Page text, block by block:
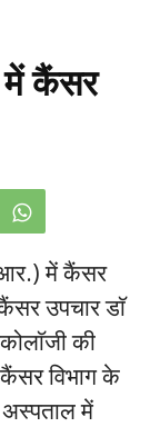
में कैंसर
में कैंसर
उपचार डाॅ
की
विभाग के
में